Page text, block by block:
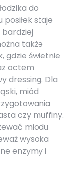
do
posiłek staje
bardziej
także
gdzie świetnie
octem
dressing. Dla
miód
czy muffiny.
miodu
wysoka
enzymy i